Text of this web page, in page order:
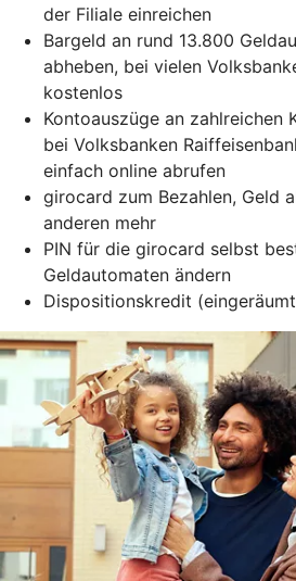
der Filiale einreichen
Bargeld an rund 13.800
abheben, bei vielen
kostenlos
Kontoauszüge an zahlreichen
bei Volksbanken
einfach online abrufen
girocard zum Bezahlen, Geld
anderen mehr
PIN für die girocard selbst
Geldautomaten ändern
Dispositionskredit